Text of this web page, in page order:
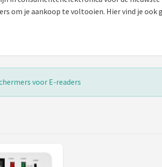
om je aankoop te voltooien. Hier vind je
voor E-readers